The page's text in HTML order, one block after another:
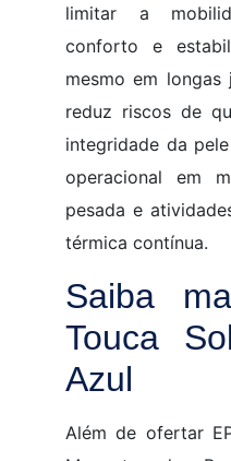
limitar a
conforto e
mesmo em longas
reduz riscos de
integridade da
operacional em
pesada e
térmica contínua.
Saiba
Touca
Azul
Além de ofertar